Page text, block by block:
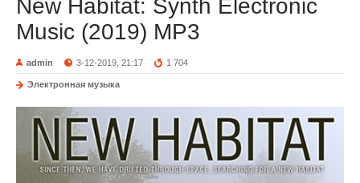
New Habitat: Synth Electronic
Music (2019) MP3
admin 3-12-2019, 21:17 1 704
Электронная музыка